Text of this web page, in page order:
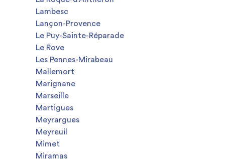
Lambesc
Lançon-Provence
Le Puy-Sainte-Réparade
Le Rove
Les Pennes-Mirabeau
Mallemort
Marignane
Marseille
Martigues
Meyrargues
Meyreuil
Mimet
Miramas